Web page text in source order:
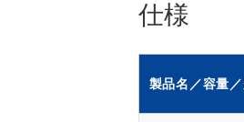
仕様
製品名／容量